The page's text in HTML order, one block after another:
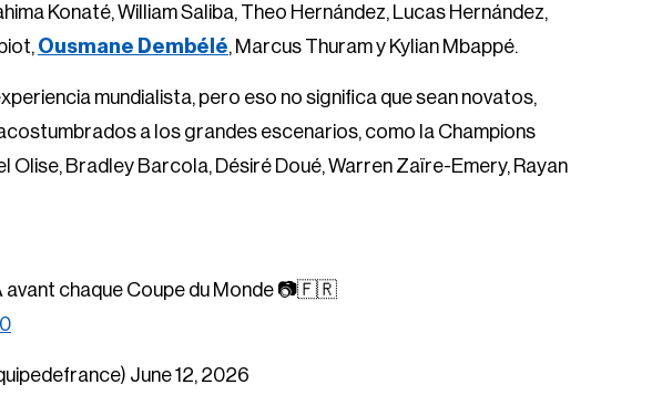
Konaté, William Saliba, Theo Hernández, Lucas Hernández,
Ousmane Dembélé, Marcus Thuram y Kylian Mbappé.
mundialista, pero eso no significa que sean novatos,
a los grandes escenarios, como la Champions
Olise, Bradley Barcola, Désiré Doué, Warren Zaïre-Emery, Rayan
avant chaque Coupe du Monde 📷🇫🇷
June 12, 2026